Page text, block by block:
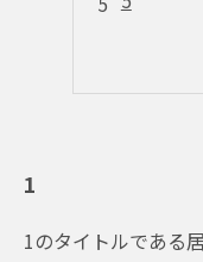
1
1のタイトルである